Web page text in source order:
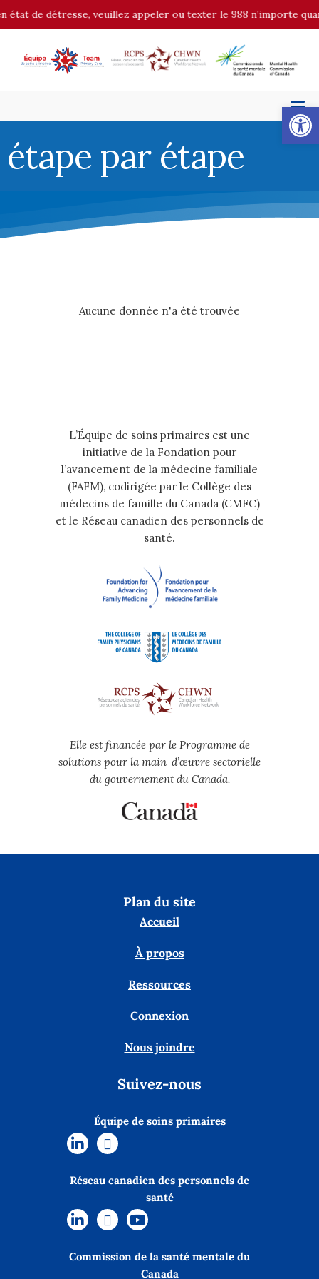
détresse, veuillez appeler ou texter le 988 n’importe quand. En
étape par étape
Aucune donnée n'a été trouvée
L’Équipe de soins primaires est une
initiative de la Fondation pour
l’avancement de la médecine familiale
(FAFM), codirigée par le Collège des
médecins de famille du Canada (CMFC)
et le Réseau canadien des personnels de
santé.
Elle est financée par le Programme de
solutions pour la main-d’œuvre sectorielle
du gouvernement du Canada.
Plan du site
Accueil
À propos
Ressources
Connexion
Nous joindre
Suivez-nous
Équipe de soins primaires
Réseau canadien des personnels de
santé
Commission de la santé mentale du
Canada